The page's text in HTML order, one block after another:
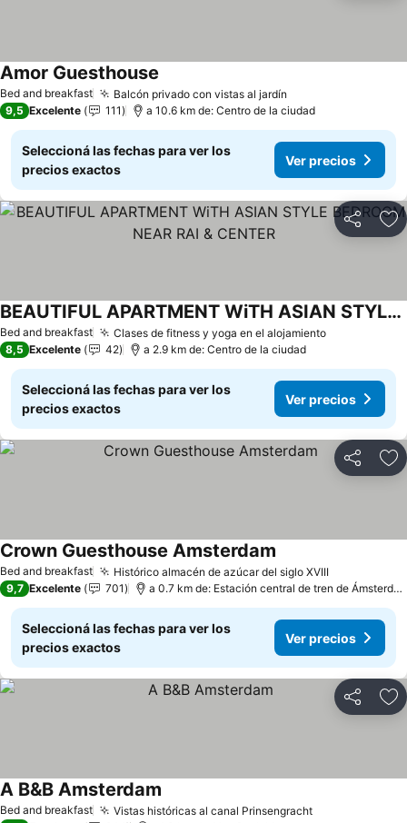
Bed and breakfast Balcón privado con vistas al jardín
Amor Guesthouse
9,5 Excelente 111 a 10.6 km de: Centro de la ciudad
Seleccioná las fechas para ver los
precios exactos
Ver precios
Compartir
Bed and breakfast Clases de fitness y yoga en el alojamiento
BEAUTIFUL APARTMENT WiTH ASIAN STYLE BEDROOM NEAR RAI & CENTER
8,5 Excelente 42 a 2.9 km de: Centro de la ciudad
Seleccioná las fechas para ver los
precios exactos
Ver precios
Compartir
Bed and breakfast Histórico almacén de azúcar del siglo XVIII
Crown Guesthouse Amsterdam
9,7 Excelente 701 a 0.7 km de: Estación central de tren de Ámsterdam
Seleccioná las fechas para ver los
precios exactos
Ver precios
Compartir
Bed and breakfast Vistas históricas al canal Prinsengracht
A B&B Amsterdam